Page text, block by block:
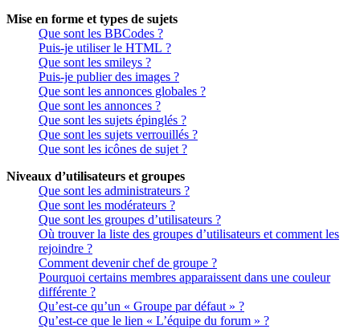
Mise en forme et types de sujets
Que sont les BBCodes ?
Puis-je utiliser le HTML ?
Que sont les smileys ?
Puis-je publier des images ?
Que sont les annonces globales ?
Que sont les annonces ?
Que sont les sujets épinglés ?
Que sont les sujets verrouillés ?
Que sont les icônes de sujet ?
Niveaux d’utilisateurs et groupes
Que sont les administrateurs ?
Que sont les modérateurs ?
Que sont les groupes d’utilisateurs ?
Où trouver la liste des groupes d’utilisateurs et comment les
rejoindre ?
Comment devenir chef de groupe ?
Pourquoi certains membres apparaissent dans une couleur
différente ?
Qu’est-ce qu’un « Groupe par défaut » ?
Qu’est-ce que le lien « L’équipe du forum » ?